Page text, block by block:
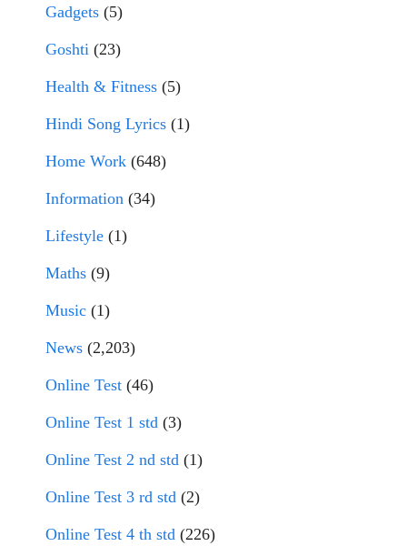
Gadgets (5)
Goshti (23)
Health & Fitness (5)
Hindi Song Lyrics (1)
Home Work (648)
Information (34)
Lifestyle (1)
Maths (9)
Music (1)
News (2,203)
Online Test (46)
Online Test 1 std (3)
Online Test 2 nd std (1)
Online Test 3 rd std (2)
Online Test 4 th std (226)